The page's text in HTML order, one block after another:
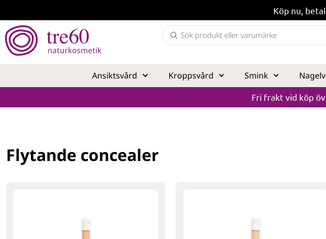
Köp nu,
Ansiktsvård Kroppsvård Smink
Fri frakt vid köp
Flytande concealer